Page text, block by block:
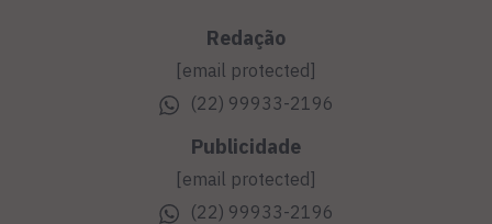
Redação
[email protected]
(22) 99933-2196
Publicidade
[email protected]
(22) 99933-2196